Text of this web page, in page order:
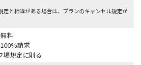
定と相違がある場合は、プランのキャンセル規定が
料
請求
規定に則る